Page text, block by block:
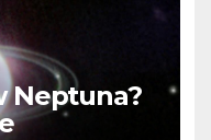
Neptuna?